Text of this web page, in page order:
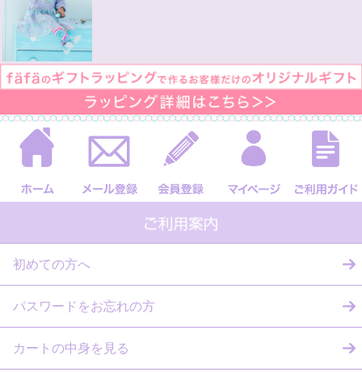
初めての方へ
パスワードをお忘れの方
カートの中身を見る